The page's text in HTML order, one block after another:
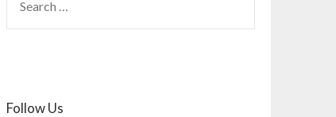
FOR:
Follow Us